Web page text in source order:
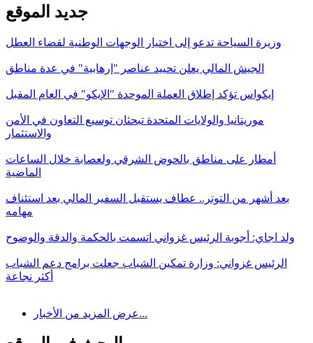
جديد الموقع
وزيرة السياحة تدعو إلى اختيار الوجهات الوطنية لقضاء العطل
الجيش المالي يعلن تحييد عناصر "إرهابية" في عدة مناطق
إيكواس تؤكد إطلاق العملة الموحدة "الإيكو" في العام المقبل
موريتانيا والولايات المتحدة تبحثان توسيع التعاون في الأمن
والاستثمار
أمطار على مناطق بالحوض الشرقي ولعصابة خلال الساعات
الماضية
بعد أشهر من التوتر.. عطاف يستقبل السفير المالي بعد استئناف
مهامه
ولد اجاي: أجوبة الرئيس غزواني اتسمت بالحكمة والدقة والوضوح
الرئيس غزواني: وزارة تمكين الشباب جعلت برامج دعم الشباب
أكثر نجاعة
عرض المزيد من الأخبار...